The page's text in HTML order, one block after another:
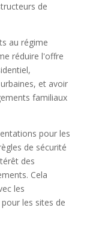
de
au régime
réduire l'offre
et avoir
familiaux
pour les
de sécurité
des
Cela
les
les sites de